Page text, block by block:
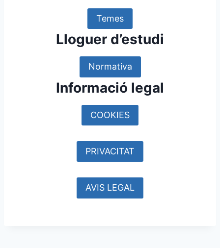
Temes
Lloguer d’estudi
Normativa
Informació legal
COOKIES
PRIVACITAT
AVIS LEGAL